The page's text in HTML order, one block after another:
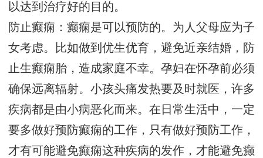
以达到治疗好的目的。
防止癫痫：癫痫是可以预防的。为人父母应为子
女考虑。比如做到优生优育，避免近亲结婚，防
止生癫痫胎，造成家庭不幸。孕妇在怀孕前必须
确保远离辐射。小孩头痛发热要及时就医，许多
疾病都是由小病恶化而来。在日常生活中，一定
要多做好预防癫痫的工作，只有做好预防工作，
才有可能避免癫痫这种疾病的发作，才能避免癫